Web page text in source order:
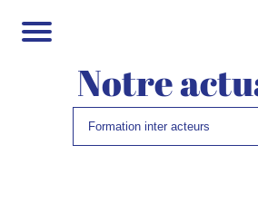
Notre